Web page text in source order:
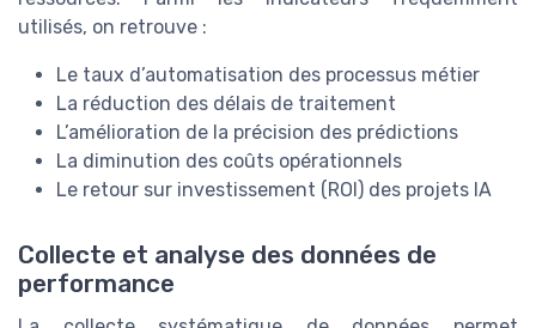
utilisés, on retrouve :
Le taux d’automatisation des processus métier
La réduction des délais de traitement
L’amélioration de la précision des prédictions
La diminution des coûts opérationnels
Le retour sur investissement (ROI) des projets IA
Collecte et analyse des données de
performance